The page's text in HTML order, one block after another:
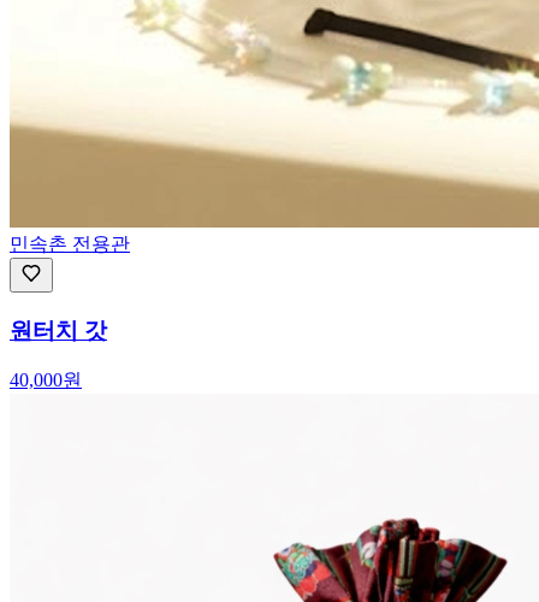
민속촌 전용관
원터치 갓
40,000원